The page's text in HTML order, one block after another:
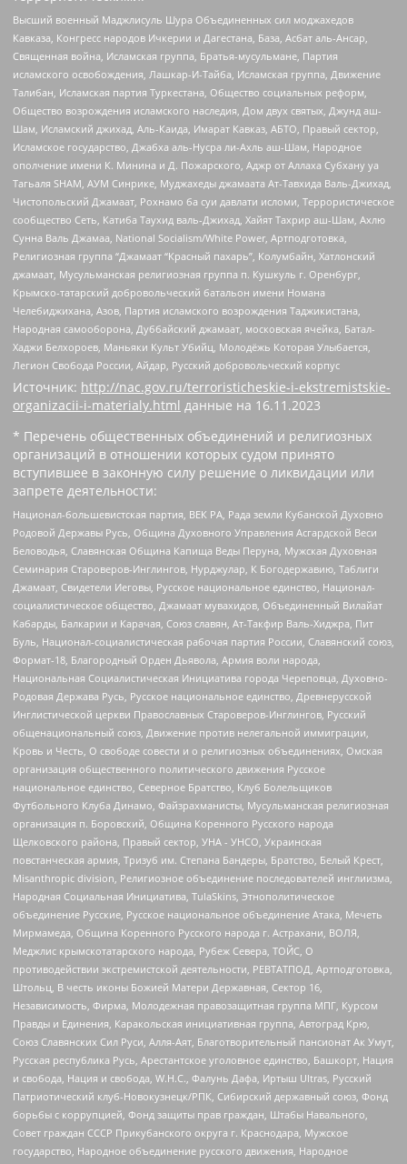
Высший военный Маджлисуль Шура Объединенных сил моджахедов
Кавказа, Конгресс народов Ичкерии и Дагестана, База, Асбат аль-Ансар,
Священная война, Исламская группа, Братья-мусульмане, Партия
исламского освобождения, Лашкар-И-Тайба, Исламская группа, Движение
Талибан, Исламская партия Туркестана, Общество социальных реформ,
Общество возрождения исламского наследия, Дом двух святых, Джунд аш-
Шам, Исламский джихад, Аль-Каида, Имарат Кавказ, АБТО, Правый сектор,
Исламское государство, Джабха аль-Нусра ли-Ахль аш-Шам, Народное
ополчение имени К. Минина и Д. Пожарского, Аджр от Аллаха Субхану уа
Тагьаля SHAM, АУМ Синрике, Муджахеды джамаата Ат-Тавхида Валь-Джихад,
Чистопольский Джамаат, Рохнамо ба суи давлати исломи, Террористическое
сообщество Сеть, Катиба Таухид валь-Джихад, Хайят Тахрир аш-Шам, Ахлю
Сунна Валь Джамаа, National Socialism/White Power, Артподготовка,
Религиозная группа “Джамаат “Красный пахарь”, Колумбайн, Хатлонский
джамаат, Мусульманская религиозная группа п. Кушкуль г. Оренбург,
Крымско-татарский добровольческий батальон имени Номана
Челебиджихана, Азов, Партия исламского возрождения Таджикистана,
Народная самооборона, Дуббайский джамаат, московская ячейка, Батал-
Хаджи Белхороев, Маньяки Культ Убийц, Молодёжь Которая Улыбается,
Легион Свобода России, Айдар, Русский добровольческий корпус
Источник: http://nac.gov.ru/terroristicheskie-i-ekstremistskie-
organizacii-i-materialy.html данные на 16.11.2023
* Перечень общественных объединений и религиозных
организаций в отношении которых судом принято
вступившее в законную силу решение о ликвидации или
запрете деятельности:
Национал-большевистская партия, ВЕК РА, Рада земли Кубанской Духовно
Родовой Державы Русь, Община Духовного Управления Асгардской Веси
Беловодья, Славянская Община Капища Веды Перуна, Мужская Духовная
Семинария Староверов-Инглингов, Нурджулар, К Богодержавию, Таблиги
Джамаат, Свидетели Иеговы, Русское национальное единство, Национал-
социалистическое общество, Джамаат мувахидов, Объединенный Вилайат
Кабарды, Балкарии и Карачая, Союз славян, Ат-Такфир Валь-Хиджра, Пит
Буль, Национал-социалистическая рабочая партия России, Славянский союз,
Формат-18, Благородный Орден Дьявола, Армия воли народа,
Национальная Социалистическая Инициатива города Череповца, Духовно-
Родовая Держава Русь, Русское национальное единство, Древнерусской
Инглистической церкви Православных Староверов-Инглингов, Русский
общенациональный союз, Движение против нелегальной иммиграции,
Кровь и Честь, О свободе совести и о религиозных объединениях, Омская
организация общественного политического движения Русское
национальное единство, Северное Братство, Клуб Болельщиков
Футбольного Клуба Динамо, Файзрахманисты, Мусульманская религиозная
организация п. Боровский, Община Коренного Русского народа
Щелковского района, Правый сектор, УНА - УНСО, Украинская
повстанческая армия, Тризуб им. Степана Бандеры, Братство, Белый Крест,
Misanthropic division, Религиозное объединение последователей инглиизма,
Народная Социальная Инициатива, TulaSkins, Этнополитическое
объединение Русские, Русское национальное объединение Атака, Мечеть
Мирмамеда, Община Коренного Русского народа г. Астрахани, ВОЛЯ,
Меджлис крымскотатарского народа, Рубеж Севера, ТОЙС, О
противодействии экстремистской деятельности, РЕВТАТПОД, Артподготовка,
Штольц, В честь иконы Божией Матери Державная, Сектор 16,
Независимость, Фирма, Молодежная правозащитная группа МПГ, Курсом
Правды и Единения, Каракольская инициативная группа, Автоград Крю,
Союз Славянских Сил Руси, Алля-Аят, Благотворительный пансионат Ак Умут,
Русская республика Русь, Арестантское уголовное единство, Башкорт, Нация
и свобода, Нация и свобода, W.H.С., Фалунь Дафа, Иртыш Ultras, Русский
Патриотический клуб-Новокузнецк/РПК, Сибирский державный союз, Фонд
борьбы с коррупцией, Фонд защиты прав граждан, Штабы Навального,
Совет граждан СССР Прикубанского округа г. Краснодара, Мужское
государство, Народное объединение русского движения, Народное